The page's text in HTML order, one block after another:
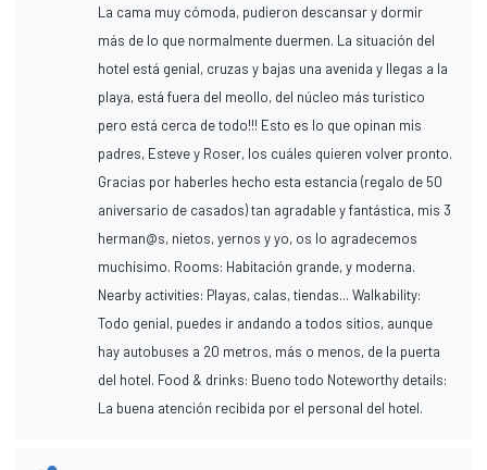
La cama muy cómoda, pudieron descansar y dormir
más de lo que normalmente duermen. La situación del
hotel está genial, cruzas y bajas una avenida y llegas a la
playa, está fuera del meollo, del núcleo más turístico
pero está cerca de todo!!! Esto es lo que opinan mis
padres, Esteve y Roser, los cuáles quieren volver pronto.
Gracias por haberles hecho esta estancia (regalo de 50
aniversario de casados) tan agradable y fantástica, mis 3
herman@s, nietos, yernos y yo, os lo agradecemos
muchísimo. Rooms: Habitación grande, y moderna.
Nearby activities: Playas, calas, tiendas... Walkability:
Todo genial, puedes ir andando a todos sitios, aunque
hay autobuses a 20 metros, más o menos, de la puerta
del hotel. Food & drinks: Bueno todo Noteworthy details:
La buena atención recibida por el personal del hotel.